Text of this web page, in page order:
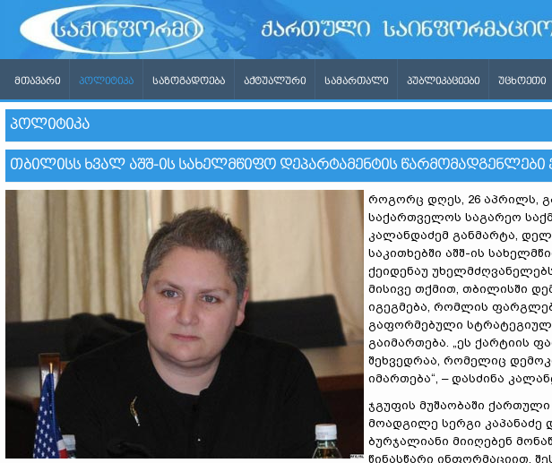
ᲛᲗᲐᲕᲐᲠᲘ ᲞᲝᲚᲘᲢᲘᲙᲐ ᲡᲐᲖᲝᲒᲐᲓᲝᲔᲑᲐ ᲐᲥᲢᲣᲐᲚᲣᲠᲘ ᲡᲐᲛᲐᲠᲗᲐᲚᲘ ᲞᲣᲑᲚᲘᲙᲐᲪᲘᲔᲑᲘ ᲣᲪᲮᲝᲔᲗᲘ
ᲞᲝᲚᲘᲢᲘᲙᲐ
ᲗᲑᲘᲚᲘᲡᲡ ᲮᲕᲐᲚ ᲐᲨᲨ-ᲘᲡ ᲡᲐᲮᲔᲚᲛᲬᲘᲤᲝ ᲓᲔᲞᲐᲠᲢᲐᲛᲔᲜᲢᲘᲡ ᲬᲐᲠᲛᲝᲛᲐᲓᲒᲔᲜᲚᲔᲑᲘ
როგორც დღეს, 26 აპრილს,
საქართველოს საგარეო
კალანდაძემ განმარტა,
საკითხებში აშშ-ის
ქეიდენაუ
მისივე თქმით, თბილისში
იგეგმება, რომლის
გაფორმებული
გაიმართება. „ეს ქარტიის
შეხვედრაა, რომელიც
იმართება“, – დასძინა
ჯგუფის მუშაობაში
მოადგილე სერგი კაპანაძე
ბურჯალიანი მიიღებენ
წინასწარი ინფორმაციით,